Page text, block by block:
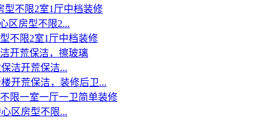
区房型不限2...
不限2室1厅中档装修
洁开荒保洁...
开荒保洁，装修后卫...
区房型不限...